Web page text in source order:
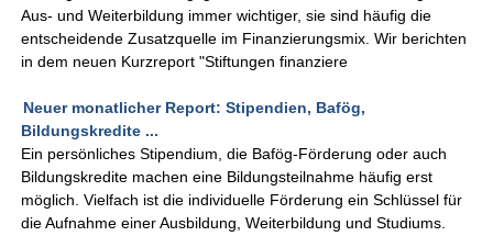
Aus- und Weiterbildung immer wichtiger, sie sind häufig die
entscheidende Zusatzquelle im Finanzierungsmix. Wir berichten
in dem neuen Kurzreport "Stiftungen finanziere
Neuer monatlicher Report: Stipendien, Bafög,
Bildungskredite ...
Ein persönliches Stipendium, die Bafög-Förderung oder auch
Bildungskredite machen eine Bildungsteilnahme häufig erst
möglich. Vielfach ist die individuelle Förderung ein Schlüssel für
die Aufnahme einer Ausbildung, Weiterbildung und Studiums.